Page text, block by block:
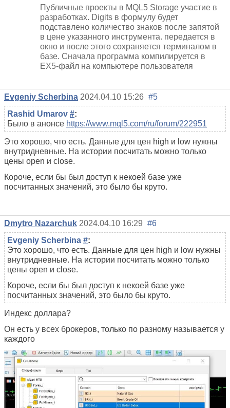
Публичные проекты в MQL5 Storage участие в
разработках. Digits в формулу будет
подставлено количество знаков после запятой
в цене указанного инструмента. передается в
окно и после этого сохраняется терминалом в
базе. Сначала программа компилируется в
EX5-файл на компьютере пользователя
Evgeniy Scherbina 2024.04.10 15:26 #5
Rashid Umarov #:
Было в анонсе https://www.mql5.com/ru/forum/222951
Это хорошо, что есть. Данные для цен high и low нужны
внутридневные. На истории посчитать можно только
цены open и close.
Короче, если бы был доступ к некоей базе уже
посчитанных значений, это было бы круто.
Dmytro Nazarchuk 2024.04.10 16:29 #6
Evgeniy Scherbina #:
Это хорошо, что есть. Данные для цен high и low нужны
внутридневные. На истории посчитать можно только
цены open и close.
Короче, если бы был доступ к некоей базе уже
посчитанных значений, это было бы круто.
Индекс доллара?
Он есть у всех брокеров, только по разному называется у
каждого